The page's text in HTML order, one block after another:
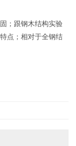
；跟钢木结构实验
点；相对于全钢结